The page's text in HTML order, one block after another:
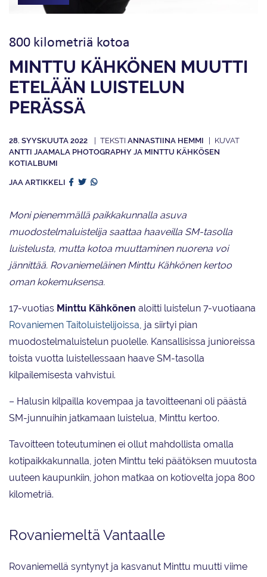
800 kilometriä kotoa
MINTTU KÄHKÖNEN MUUTTI
ETELÄÄN LUISTELUN
PERÄSSÄ
28. SYYSKUUTA 2022
ANNASTIINA HEMMI
ANTTI JAAMALA PHOTOGRAPHY JA MINTTU KÄHKÖSEN
KOTIALBUMI
JAA ARTIKKELI
Moni pienemmällä paikkakunnalla asuva
muodostelmaluistelija saattaa haaveilla SM-tasolla
luistelusta, mutta kotoa muuttaminen nuorena voi
jännittää. Rovaniemeläinen Minttu Kähkönen kertoo
oman kokemuksensa.
17-vuotias Minttu Kähkönen aloitti luistelun 7-vuotiaana
Rovaniemen Taitoluistelijoissa, ja siirtyi pian
muodostelmaluistelun puolelle. Kansallisissa junioreissa
toista vuotta luistellessaan haave SM-tasolla
kilpailemisesta vahvistui.
– Halusin kilpailla kovempaa ja tavoitteenani oli päästä
SM-junnuihin jatkamaan luistelua, Minttu kertoo.
Tavoitteen toteutuminen ei ollut mahdollista omalla
kotipaikkakunnalla, joten Minttu teki päätöksen muutosta
uuteen kaupunkiin, johon matkaa on kotiovelta jopa 800
kilometriä.
Rovaniemeltä Vantaalle
Rovaniemellä syntynyt ja kasvanut Minttu muutti viime